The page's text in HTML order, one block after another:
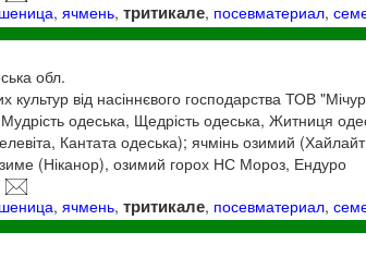
,ячмень,тритикале, посевматериал,
обл.
культур від насіннєвого господарства ТОВ
одеська, Щедрість одеська, Житниця
Кантата одеська); ячмінь озимий
(Ніканор), озимий горох НС Мороз, Ендуро
,ячмень,тритикале, посевматериал,